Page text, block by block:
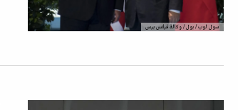
سول لوب / بول / وكالة فرانس برس